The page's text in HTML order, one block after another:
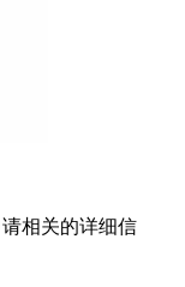
相关的详细信